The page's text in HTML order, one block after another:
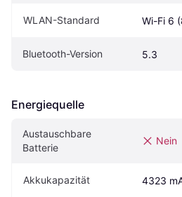
WLAN-Standard Wi-Fi 6
Bluetooth-Version 5.3
Energiequelle
Austauschbare
Batterie
Nein
Akkukapazität 4323